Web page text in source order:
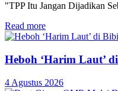
"TPP Itu Jangan Dijadikan
Read more
Heboh ‘Harim Laut’
4 Agustus 2026